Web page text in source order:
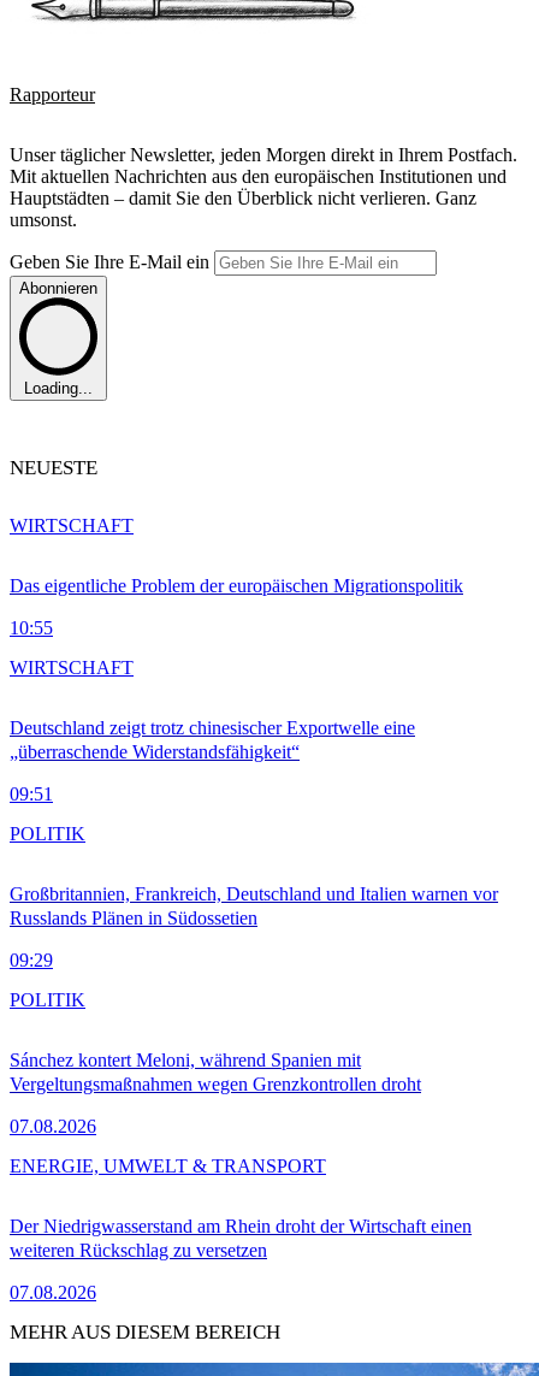
Rapporteur
Unser täglicher Newsletter, jeden Morgen direkt in Ihrem Postfach.
Mit aktuellen Nachrichten aus den europäischen Institutionen und
Hauptstädten – damit Sie den Überblick nicht verlieren. Ganz
umsonst.
Geben Sie Ihre E-Mail ein
Abonnieren
Loading...
NEUESTE
Das eigentliche Problem der europäischen Migrationspolitik
10:55
WIRTSCHAFT
Deutschland zeigt trotz chinesischer Exportwelle eine
„überraschende Widerstandsfähigkeit“
09:51
WIRTSCHAFT
Großbritannien, Frankreich, Deutschland und Italien warnen vor
Russlands Plänen in Südossetien
09:29
POLITIK
Sánchez kontert Meloni, während Spanien mit
Vergeltungsmaßnahmen wegen Grenzkontrollen droht
07.08.2026
POLITIK
Der Niedrigwasserstand am Rhein droht der Wirtschaft einen
weiteren Rückschlag zu versetzen
07.08.2026
ENERGIE, UMWELT & TRANSPORT
MEHR AUS DIESEM BEREICH